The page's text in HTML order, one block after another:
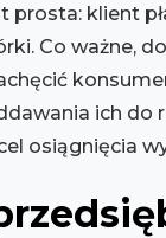
prosta: klient
Co ważne,
ich
osiągnięcia